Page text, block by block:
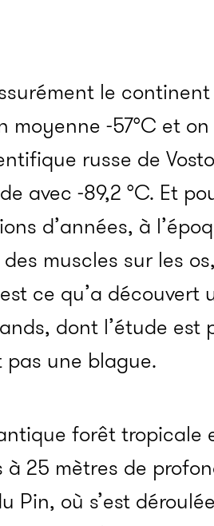
le
moyenne -57°C et
russe de
avec -89,2 °C. Et
d’années, à
muscles sur les
ce qu’a découvert
dont l’étude est
pas une blague.
forêt tropicale
à 25 mètres de
Pin, où s’est